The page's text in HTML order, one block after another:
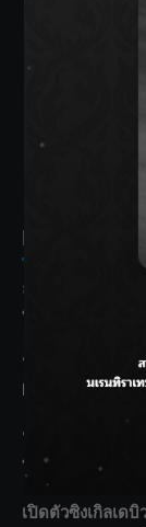
Recent Posts
ลุยไม่หยุด!! กรมช
ทั่วไทย
“BILLKIN” สร้า
Malaysia พร้อม
“สุริยะ” สั่งกรมช
บริหารเชิงรุกลดเ
เปิดตัวซิงเกิลเด